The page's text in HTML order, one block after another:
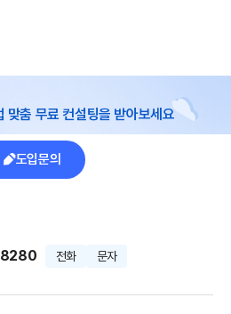
맞춤 무료 컨설팅을 받아보세요
도입문의
전화 문자